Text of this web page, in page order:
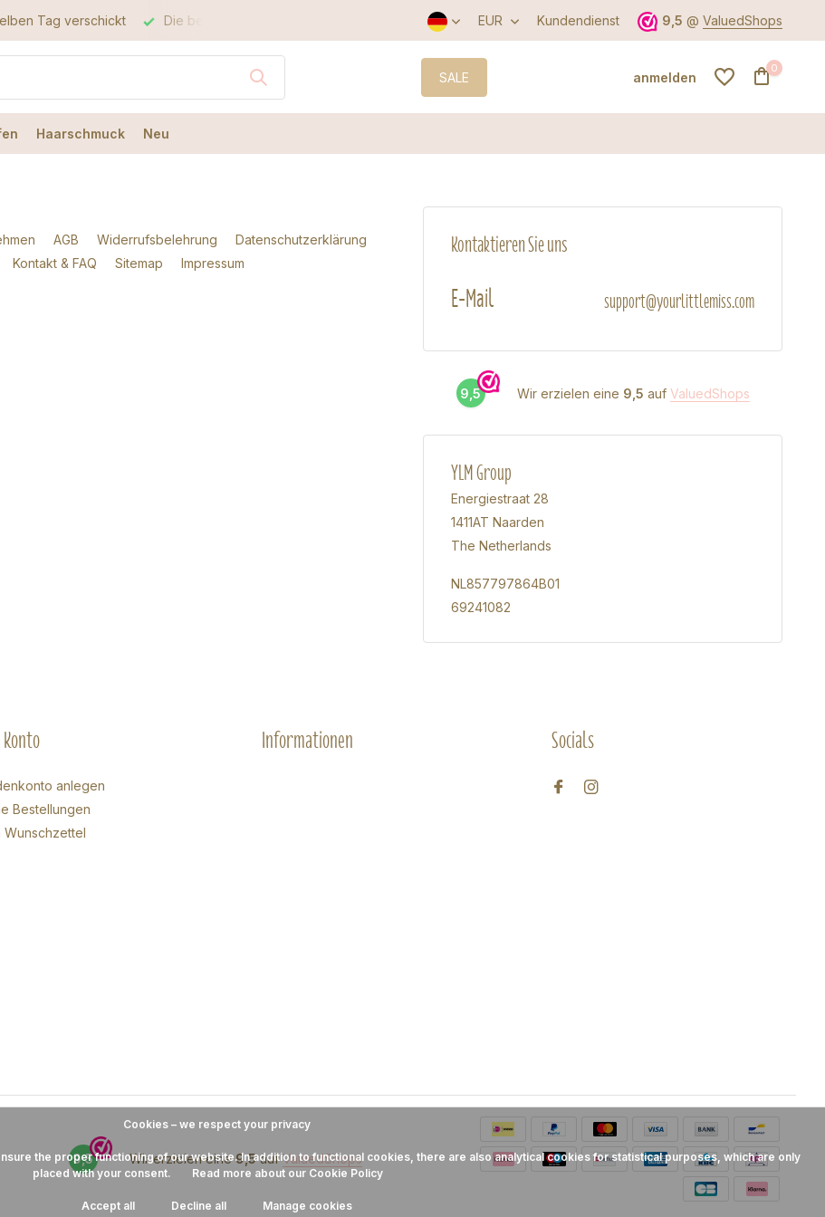
Tag verschickt Die beste Qualität EUR Kundendienst 9,5 @ ValuedShops
SALE anmelden
0
Haarschmuck Neu
AGB Widerrufsbelehrung
Datenschutzerklärung
Kontakt & FAQ Sitemap Impressum
Kontaktieren Sie uns
E-Mail support@yourlittlemiss.com
9,5 Wir erzielen eine 9,5 auf ValuedShops
YLM Group
Energiestraat 28
1411AT Naarden
The Netherlands
NL857797864B01
69241082
anlegen
Bestellungen
Wunschzettel
Informationen Socials
9,5 Wir erzielen eine9,5aufValuedShops
Cookies – we respect your privacy
the proper functioning of our website. In addition to functional cookies, there are also analytical cookies for statistical purposes, which are only
placed with your consent.
Read more about our Cookie Policy
Accept all Decline all Manage cookies